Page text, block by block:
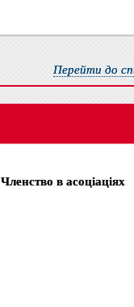
Перейти до
Членство в асоціаціях